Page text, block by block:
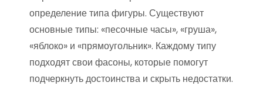
определение типа фигуры. Существуют
основные типы: «песочные часы», «груша»,
«яблоко» и «прямоугольник». Каждому типу
подходят свои фасоны, которые помогут
подчеркнуть достоинства и скрыть недостатки.